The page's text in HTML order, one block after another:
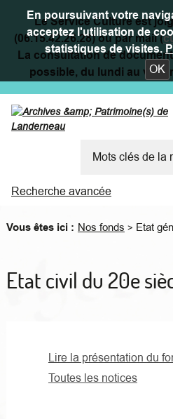
En poursuivant votre
acceptez l'utilisation de
statistiques de visites.
OK
Le Service Culture est
(06.15.42.26.28) ou par mail (
La consultation de
possible, du lundi au
Recherche avancée
Vous êtes ici : Nos fonds > Etat
Etat civil du 20e
Lire la présentation du
Toutes les notices